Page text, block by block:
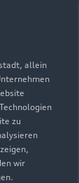
allein
zu
wir